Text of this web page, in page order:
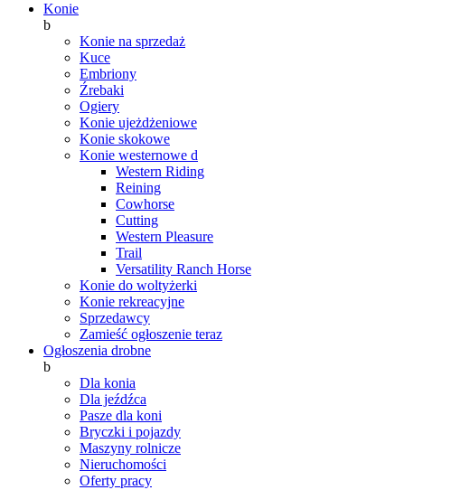
Konie
b
Konie na sprzedaż
Kuce
Embriony
Źrebaki
Ogiery
Konie ujeżdżeniowe
Konie skokowe
Konie westernowe d
Western Riding
Reining
Cowhorse
Cutting
Western Pleasure
Trail
Versatility Ranch Horse
Konie do woltyżerki
Konie rekreacyjne
Sprzedawcy
Zamieść ogłoszenie teraz
Ogłoszenia drobne
b
Dla konia
Dla jeźdźca
Pasze dla koni
Bryczki i pojazdy
Maszyny rolnicze
Nieruchomości
Oferty pracy